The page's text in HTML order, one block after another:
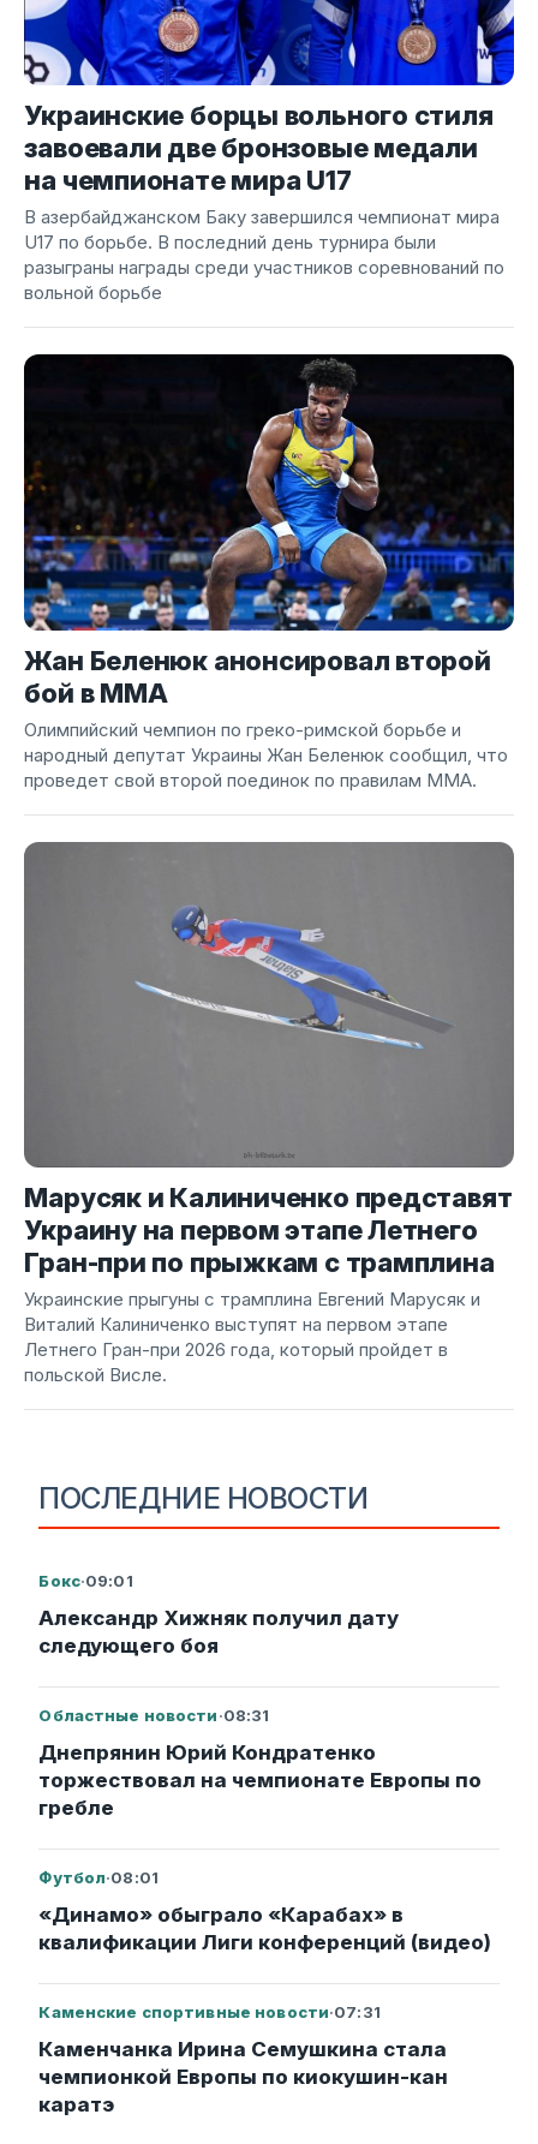
ПОСЛЕДНИЕ НОВОСТИ
Бокс·09:01
Александр Хижняк получил дату
следующего боя
Областные новости·08:31
Днепрянин Юрий Кондратенко
торжествовал на чемпионате Европы по
гребле
Футбол·08:01
«Динамо» обыграло «Карабах» в
квалификации Лиги конференций (видео)
Каменские спортивные новости·07:31
Каменчанка Ирина Семушкина стала
чемпионкой Европы по киокушин-кан
каратэ
Украинские борцы вольного стиля
завоевали две бронзовые медали
на чемпионате мира U17
В азербайджанском Баку завершился чемпионат мира
U17 по борьбе. В последний день турнира были
разыграны награды среди участников соревнований по
вольной борьбе
Жан Беленюк анонсировал второй
бой в ММА
Олимпийский чемпион по греко-римской борьбе и
народный депутат Украины Жан Беленюк сообщил, что
проведет свой второй поединок по правилам ММА.
Марусяк и Калиниченко представят
Украину на первом этапе Летнего
Гран-при по прыжкам с трамплина
Украинские прыгуны с трамплина Евгений Марусяк и
Виталий Калиниченко выступят на первом этапе
Летнего Гран-при 2026 года, который пройдет в
польской Висле.